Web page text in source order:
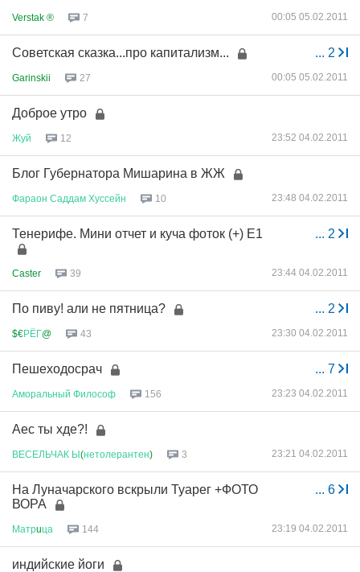
Verstak ® 7 00:05 05.02.2011
... 2
Советская сказка...про капитализм...
Garinskii 27 00:05 05.02.2011
Доброе утро
Жуй 12 23:52 04.02.2011
Блог Губернатора Мишарина в ЖЖ
Фараон Саддам Хуссейн 10 23:48 04.02.2011
... 2
Тенерифе. Мини отчет и куча фоток (+) Е1
Caster 39 23:44 04.02.2011
... 2
По пиву! али не пятница?
$€РЁГ@ 43 23:30 04.02.2011
... 7
Пешеходосрач
Аморальный Философ 156 23:23 04.02.2011
Аес ты хде?!
ВЕСЕЛЬЧАК Ы(нетолерантен) 3 23:21 04.02.2011
... 6
На Луначарского вскрыли Туарег +ФОТО
ВОРА
Матрuца 144 23:19 04.02.2011
индийские йоги